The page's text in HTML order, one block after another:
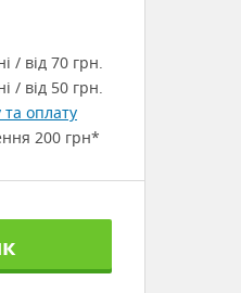
/ від 70 грн.
/ від 50 грн.
оплату
200 грн*